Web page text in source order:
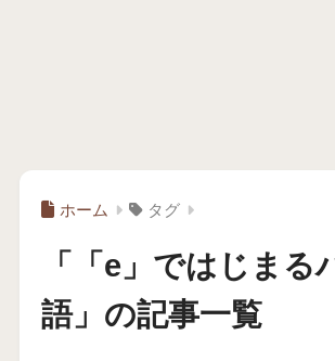
ホーム タグ
「「e」ではじまる
語」の記事一覧